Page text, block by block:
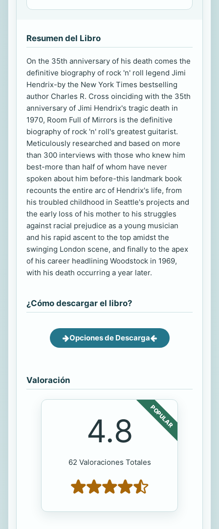
Resumen del Libro
On the 35th anniversary of his death comes the
definitive biography of rock 'n' roll legend Jimi
Hendrix-by the New York Times bestselling
author Charles R. Cross oinciding with the 35th
anniversary of Jimi Hendrix's tragic death in
1970, Room Full of Mirrors is the definitive
biography of rock 'n' roll's greatest guitarist.
Meticulously researched and based on more
than 300 interviews with those who knew him
best-more than half of whom have never
spoken about him before-this landmark book
recounts the entire arc of Hendrix's life, from
his troubled childhood in Seattle's projects and
the early loss of his mother to his struggles
against racial prejudice as a young musician
and his rapid ascent to the top amidst the
swinging London scene, and finally to the apex
of his career headlining Woodstock in 1969,
with his death occurring a year later.
¿Cómo descargar el libro?
Opciones de Descarga
Valoración
POPULAR
4.8
62 Valoraciones Totales